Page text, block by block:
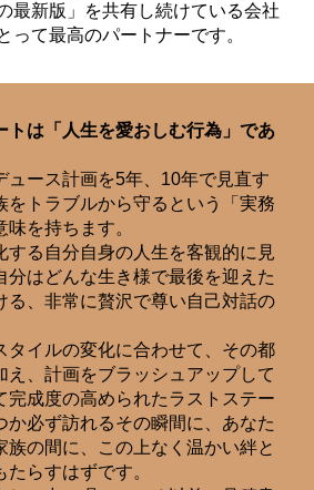
最新版」を共有し続けている会社
って最高のパートナーです。
トは「人生を愛おしむ行為」であ
ュース計画を5年、10年で見直す
をトラブルから守るという「実務
味を持ちます。
する自分自身の人生を客観的に見
分はどんな生き様で最後を迎えた
る、非常に贅沢で尊い自己対話の
タイルの変化に合わせて、その都
え、計画をブラッシュアップして
完成度の高められたラストステー
か必ず訪れるその瞬間に、あなた
族の間に、この上なく温かい絆と
たらすはずです。